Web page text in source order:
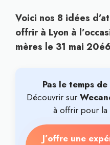
Voici nos 8 idées
offrir à Lyon à
mères le 31 mai
Pas le temps
Découvrir sur
à offrir pour la
J’offre une